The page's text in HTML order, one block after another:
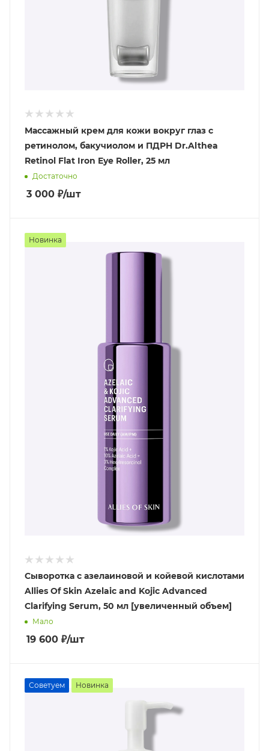
Массажный крем для кожи вокруг глаз с
ретинолом, бакучиолом и ПДРН Dr.Althea
Retinol Flat Iron Eye Roller, 25 мл
Достаточно
3 000 ₽/шт
Новинка
Сыворотка с азелаиновой и койевой кислотами
Allies Of Skin Azelaic and Kojic Advanced
Clarifying Serum, 50 мл [увеличенный объем]
Мало
19 600 ₽/шт
Советуем Новинка